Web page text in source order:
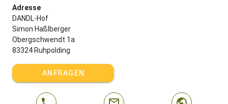
Adresse
DANDL-Hof
Simon Haßlberger
Obergschwendt 1a
83324 Ruhpolding
ANFRAGEN